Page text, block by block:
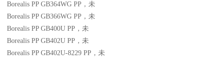
Borealis PP GB364WG PP ，未
Borealis PP GB366WG PP ，未
Borealis PP GB400U PP ，未
Borealis PP GB402U PP ，未
Borealis PP GB402U-8229 PP ，未